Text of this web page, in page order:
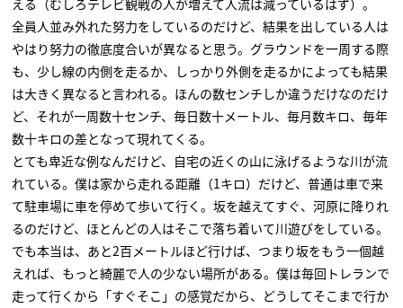
える（むしろテレビ観戦の人が増えて人流は減っているはず）。
全員人並み外れた努力をしているのだけど、結果を出している人は
やはり努力の徹底度合いが異なると思う。グラウンドを一周する際
も、少し線の内側を走るか、しっかり外側を走るかによっても結果
は大きく異なると言われる。ほんの数センチしか違うだけなのだけ
ど、それが一周数十センチ、毎日数十メートル、毎月数キロ、毎年
数十キロの差となって現れてくる。
とても卑近な例なんだけど、自宅の近くの山に泳げるような川が流
れている。僕は家から走れる距離（1キロ）だけど、普通は車で来
て駐車場に車を停めて歩いて行く。坂を越えてすぐ、河原に降りれ
るのだけど、ほとんどの人はそこで落ち着いて川遊びをしている。
でも本当は、あと2百メートルほど行けば、つまり坂をもう一個越
えれば、もっと綺麗で人の少ない場所がある。僕は毎回トレランで
走って行くから「すぐそこ」の感覚だから、どうしてそこまで行か